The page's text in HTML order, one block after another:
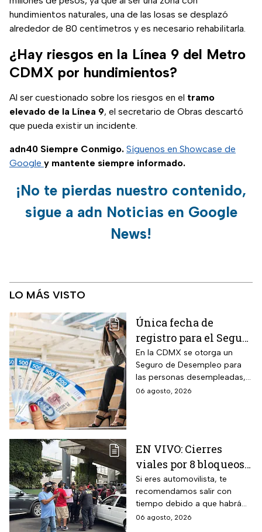
hundimientos naturales, una de las losas se desplazó
alrededor de 80 centímetros y es necesario rehabilitarla.
¿Hay riesgos en la Línea 9 del Metro
CDMX por hundimientos?
Al ser cuestionado sobre los riesgos en el tramo
elevado de la Línea 9, el secretario de Obras descartó
que pueda existir un incidente.
adn40 Siempre Conmigo. Síguenos en Showcase de
Google y mantente siempre informado.
¡No te pierdas nuestro contenido,
sigue a adn Noticias en Google
News!
LO MÁS VISTO
Única fecha de
registro para el Seguro
de Desempleo en
CDMX que da 3 mil
566 pesos
En la CDMX se otorga un
Seguro de Desempleo para
las personas desempleadas,
así que si perdiste tu trabajo
06 agosto, 2026
EN VIVO: Cierres
viales por 8 bloqueos
en CDMX hoy
Si eres automovilista, te
recomendamos salir con
tiempo debido a que habrá
cierres viales por
06 agosto, 2026